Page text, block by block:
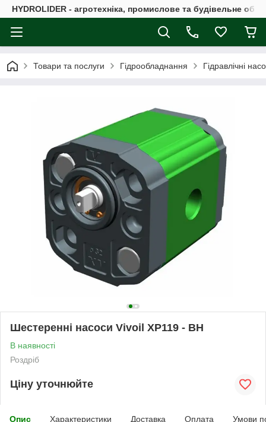
HYDROLIDER - агротехніка, промислове та будівельне
Товари та послуги Гідрообладнання Гідравлічні
Шестеренні насоси Vivoil XP119 - ВН
В наявності
Роздріб
Ціну уточнюйте
Опис Характеристики Доставка Оплата Умови